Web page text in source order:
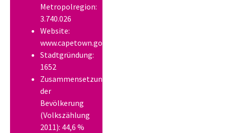
Metropolregion:
3.740.026
Website:
www.capetown.gov.za
Stadtgründung:
1652
Zusammensetzung
der
Bevölkerung
(Volkszählung
2011): 44,6 %